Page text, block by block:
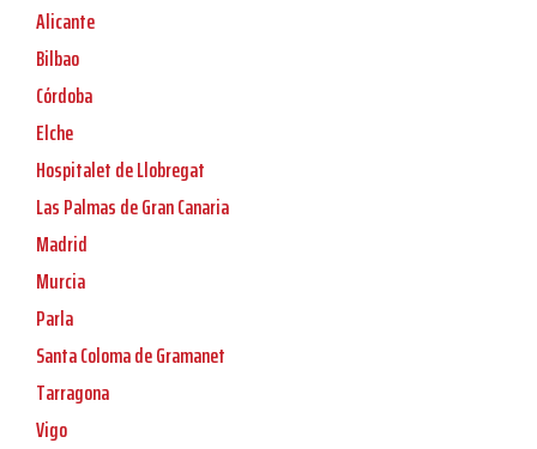
Alicante
Bilbao
Córdoba
Elche
Hospitalet de Llobregat
Las Palmas de Gran Canaria
Madrid
Murcia
Parla
Santa Coloma de Gramanet
Tarragona
Vigo